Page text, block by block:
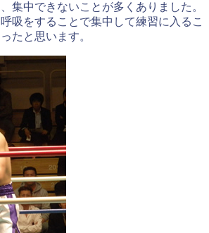
集中できないことが多くありました。
吸をすることで集中して練習に入るこ
たと思います。